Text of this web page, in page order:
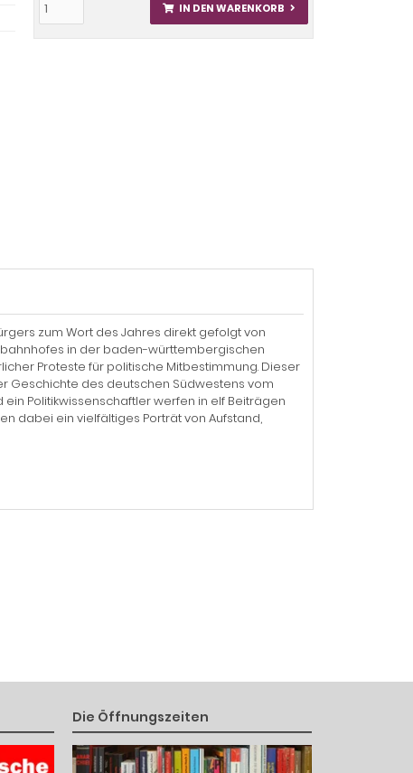
IN DEN WARENKORB
zum Wort des Jahres direkt gefolgt von
in der baden-württembergischen
Proteste für politische Mitbestimmung. Dieser
Geschichte des deutschen Südwestens vom
Politikwissenschaftler werfen in elf Beiträgen
dabei ein vielfältiges Porträt von Aufstand,
Die Öffnungszeiten